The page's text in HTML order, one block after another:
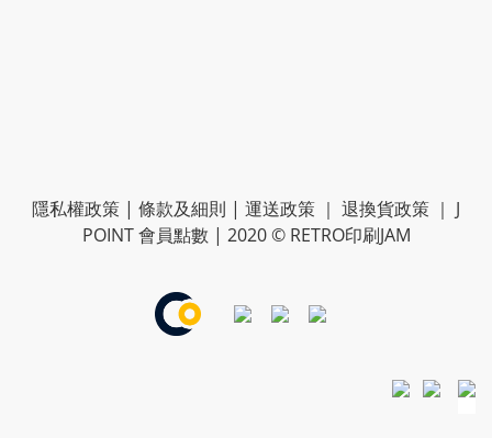
隱私權政策 | 條款及細則 | 運送政策 ｜ 退換貨政策 ｜ J
POINT 會員點數 | 2020 © RETRO印刷JAM